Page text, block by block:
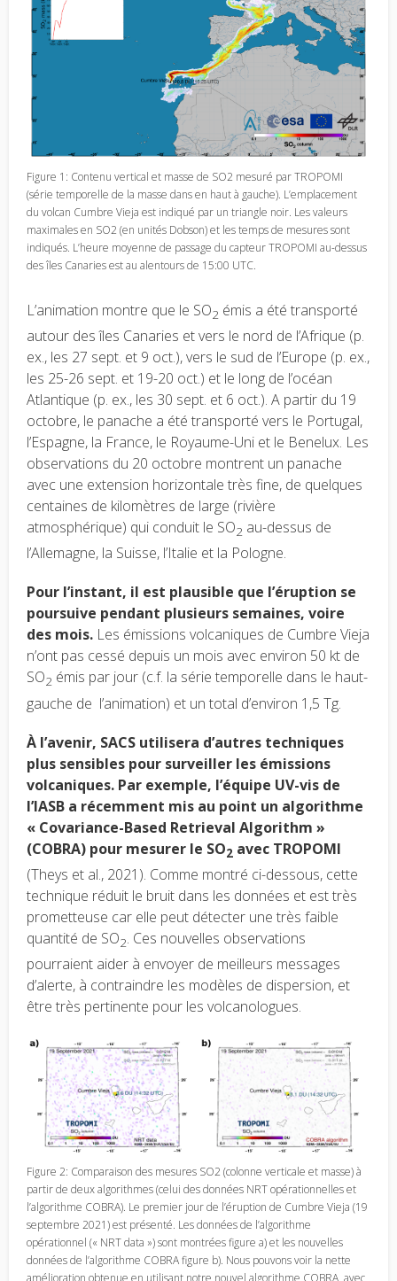
Figure 1: Contenu vertical et masse de SO2 mesuré par TROPOMI
(série temporelle de la masse dans en haut à gauche). L’emplacement
du volcan Cumbre Vieja est indiqué par un triangle noir. Les valeurs
maximales en SO2 (en unités Dobson) et les temps de mesures sont
indiqués. L’heure moyenne de passage du capteur TROPOMI au-dessus
des îles Canaries est au alentours de 15:00 UTC.
L’animation montre que le SO2 émis a été transporté
autour des îles Canaries et vers le nord de l’Afrique (p.
ex., les 27 sept. et 9 oct.), vers le sud de l’Europe (p. ex.,
les 25-26 sept. et 19-20 oct.) et le long de l’océan
Atlantique (p. ex., les 30 sept. et 6 oct.). A partir du 19
octobre, le panache a été transporté vers le Portugal,
l’Espagne, la France, le Royaume-Uni et le Benelux. Les
observations du 20 octobre montrent un panache
avec une extension horizontale très fine, de quelques
centaines de kilomètres de large (rivière
atmosphérique) qui conduit le SO2 au-dessus de
l’Allemagne, la Suisse, l’Italie et la Pologne.
Pour l’instant, il est plausible que l’éruption se
poursuive pendant plusieurs semaines, voire
des mois. Les émissions volcaniques de Cumbre Vieja
n’ont pas cessé depuis un mois avec environ 50 kt de
SO2 émis par jour (c.f. la série temporelle dans le haut-
gauche de l’animation) et un total d’environ 1,5 Tg.
À l’avenir, SACS utilisera d’autres techniques
plus sensibles pour surveiller les émissions
volcaniques. Par exemple, l’équipe UV-vis de
l’IASB a récemment mis au point un algorithme
« Covariance-Based Retrieval Algorithm »
(COBRA) pour mesurer le SO2 avec TROPOMI
(Theys et al., 2021). Comme montré ci-dessous, cette
technique réduit le bruit dans les données et est très
prometteuse car elle peut détecter une très faible
quantité de SO2. Ces nouvelles observations
pourraient aider à envoyer de meilleurs messages
d’alerte, à contraindre les modèles de dispersion, et
être très pertinente pour les volcanologues.
Figure 2: Comparaison des mesures SO2 (colonne verticale et masse) à
partir de deux algorithmes (celui des données NRT opérationnelles et
l’algorithme COBRA). Le premier jour de l’éruption de Cumbre Vieja (19
septembre 2021) est présenté. Les données de l’algorithme
opérationnel (« NRT data ») sont montrées figure a) et les nouvelles
données de l’algorithme COBRA figure b). Nous pouvons voir la nette
amélioration obtenue en utilisant notre nouvel algorithme COBRA, avec